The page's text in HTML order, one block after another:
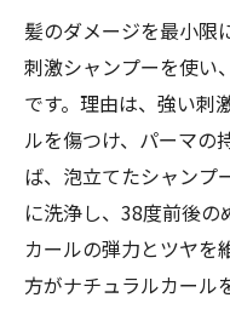
髪のダメージを最小限
刺激シャンプーを使い
です。理由は、強い刺
ルを傷つけ、パーマの
ば、泡立てたシャンプ
に洗浄し、38度前後の
カールの弾力とツヤを
方がナチュラルカール